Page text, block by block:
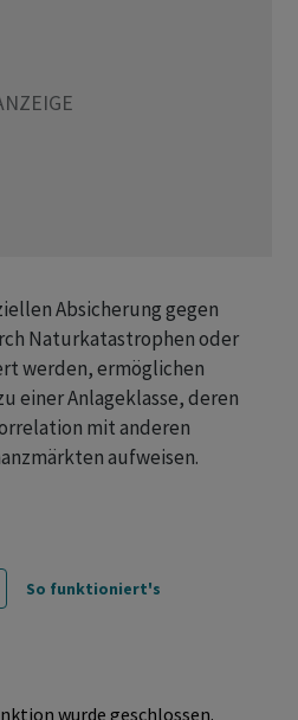
Absicherung gegen
Naturkatastrophen oder
werden, ermöglichen
einer Anlageklasse, deren
mit anderen
aufweisen.
So funktioniert's
wurde geschlossen.